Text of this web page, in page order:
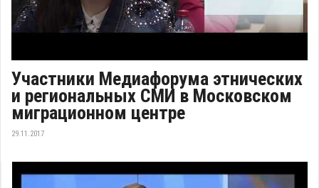
Участники Медиафорума этнических
и региональных СМИ в Московском
миграционном центре
29.11.2017